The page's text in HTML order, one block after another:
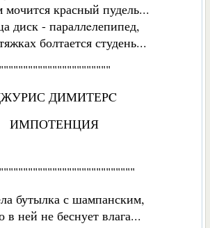
красный пудель...
диск - параллeлепипед,
болтается студень...
"""""""""""""""""""""""
ДИМИТЕРC
ИМПОТЕНЦИЯ
бутылка с шампанским,
в ней не беснует влага...